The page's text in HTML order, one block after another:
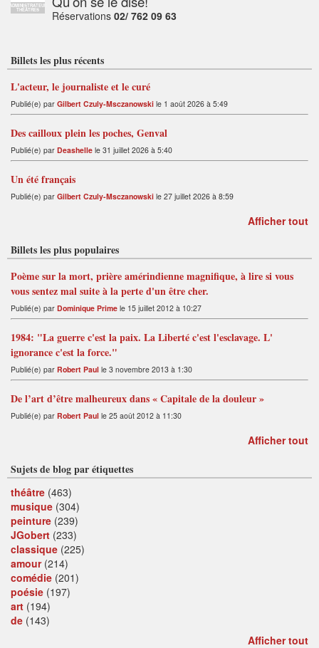
ADMINISTRATEUR
THÉÂTRES Réservations 02/ 762 09 63
Billets les plus récents
L'acteur, le journaliste et le curé
Publié(e) par Gilbert Czuly-Msczanowski le 1 août 2026 à 5:49
Des cailloux plein les poches, Genval
Publié(e) par Deashelle le 31 juillet 2026 à 5:40
Un été français
Publié(e) par Gilbert Czuly-Msczanowski le 27 juillet 2026 à 8:59
Afficher tout
Billets les plus populaires
Poème sur la mort, prière amérindienne magnifique, à lire si vous
vous sentez mal suite à la perte d'un être cher.
Publié(e) par Dominique Prime le 15 juillet 2012 à 10:27
1984: "La guerre c'est la paix. La Liberté c'est l'esclavage. L'
ignorance c'est la force."
Publié(e) par Robert Paul le 3 novembre 2013 à 1:30
De l’art d’être malheureux dans « Capitale de la douleur »
Publié(e) par Robert Paul le 25 août 2012 à 11:30
Afficher tout
Sujets de blog par étiquettes
théâtre (463)
musique (304)
peinture (239)
JGobert (233)
classique (225)
amour(214)
comédie (201)
poésie (197)
art (194)
de (143)
Afficher tout